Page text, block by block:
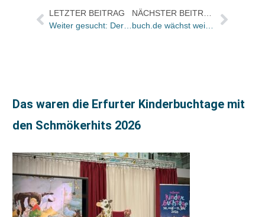
LETZTER BEITRAG
Weiter gesucht: Der kurioseste Buchtitel des Jahres 2009
Das waren die Erfurter Kinderbuchtage mit
den Schmökerhits 2026